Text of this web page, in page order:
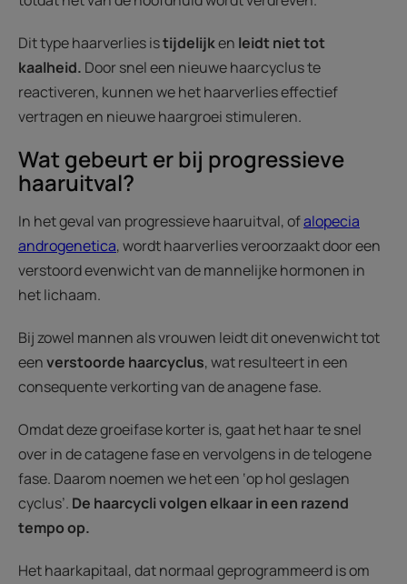
Dit type haarverlies istijdelijken leidt niet tot
kaalheid. Door snel een nieuwe haarcyclus te
reactiveren, kunnen we het haarverlies effectief
vertragen en nieuwe haargroei stimuleren.
Wat gebeurt er bij progressieve
haaruitval?
In het geval van progressieve haaruitval, ofalopecia
androgenetica, wordt haarverlies veroorzaakt door een
verstoord evenwicht van de mannelijke hormonen in
het lichaam.
Bij zowel mannen als vrouwen leidt dit onevenwicht tot
eenverstoorde haarcyclus, wat resulteert in een
consequente verkorting van de anagene fase.
Omdat deze groeifase korter is, gaat het haar te snel
over in de catagene fase en vervolgens in de telogene
fase. Daarom noemen we het een ‘op hol geslagen
cyclus’. De haarcycli volgen elkaar in een razend
tempo op.
Het haarkapitaal, dat normaal geprogrammeerd is om